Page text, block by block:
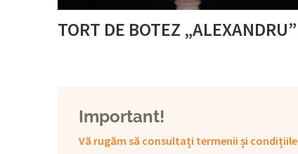
TORT DE BOTEZ „ALEXANDRU”
Important!
Vă rugăm să consultați termenii și